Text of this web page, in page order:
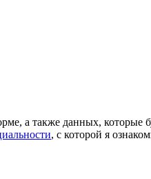
а также данных, которые
, с которой я